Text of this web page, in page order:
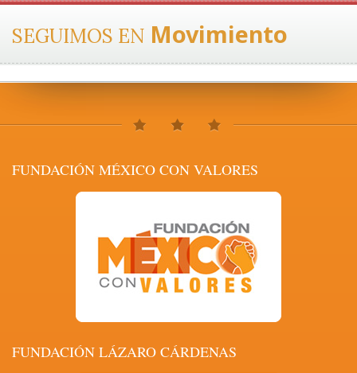
SEGUIMOS EN Movimiento
FUNDACIÓN MÉXICO CON VALORES
FUNDACIÓN LÁZARO CÁRDENAS